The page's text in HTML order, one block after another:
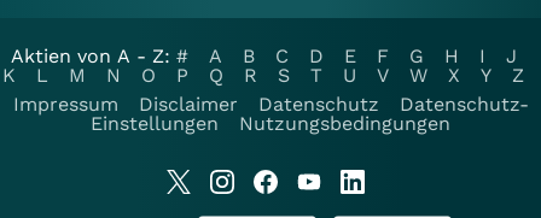
Aktien von A - Z: # A B C D E F G H I
J
K
L M N O P Q R S T U V W X Y
Z
Impressum
Disclaimer Datenschutz
Datenschutz-
Einstellungen
Nutzungsbedingungen